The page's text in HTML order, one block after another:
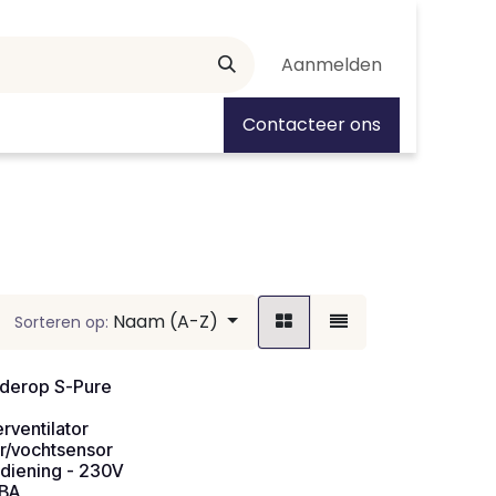
Aanmelden
Contacteer ons
Sorteren op: Naam (A-Z)
S-Pure
vochtsensor
- 230V